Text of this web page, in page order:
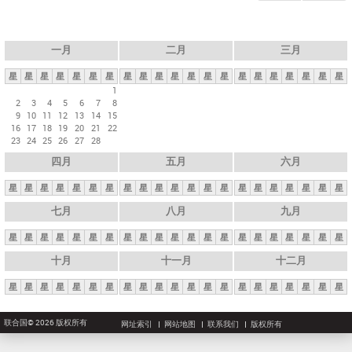
一月
星 星 星 星 星 星
星
1
2
3 4 5 6 7
8
9 10 11 12 13 14
15
16 17 18 19 20 21
22
23 24 25 26 27 28
二月
星 星 星 星 星 星 星
三月
星 星 星 星 星 星 星
四月
星 星 星 星 星 星 星
五月
星 星 星 星 星 星 星
六月
星 星 星 星 星 星 星
七月
星 星 星 星 星 星 星
八月
星 星 星 星 星 星 星
九月
星 星 星 星 星 星 星
十月
星 星 星 星 星 星 星
十一月
星 星 星 星 星 星 星
十二月
星 星 星 星 星 星 星
联合国© 2026 版权所有 网址索引 网站地图 联系我们 版权所有